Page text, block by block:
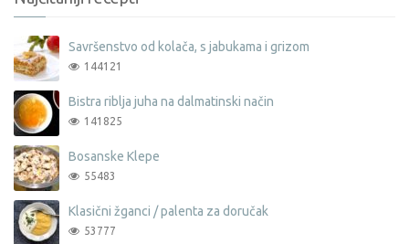
Savršenstvo od kolača, s jabukama i grizom
144121
Bistra riblja juha na dalmatinski način
141825
Bosanske Klepe
55483
Klasični žganci / palenta za doručak
53777